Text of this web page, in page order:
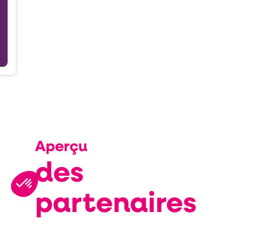
Aperçu
des
partenaires